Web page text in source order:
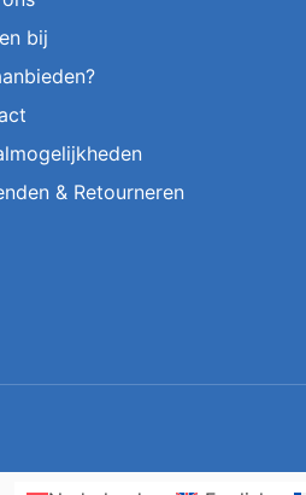
bij
& Retourneren